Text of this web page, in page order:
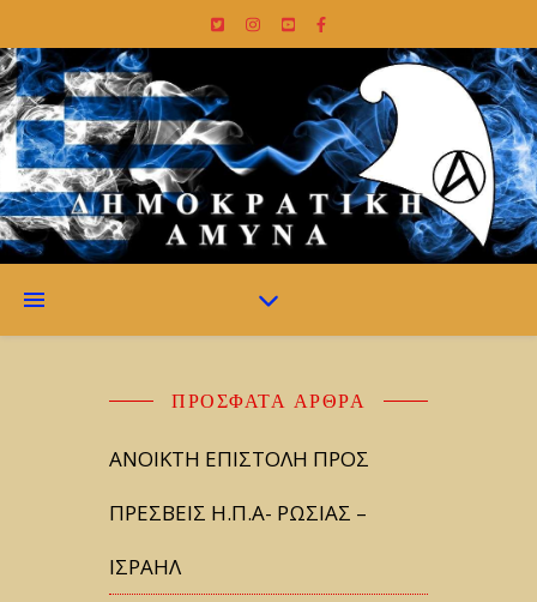
ΠΡΌΣΦΑΤΑ ΆΡΘΡΑ
ΑΝΟΙΚΤΗ ΕΠΙΣΤΟΛΗ ΠΡΟΣ
ΠΡΕΣΒΕΙΣ Η.Π.Α- ΡΩΣΙΑΣ –
ΙΣΡΑΗΛ